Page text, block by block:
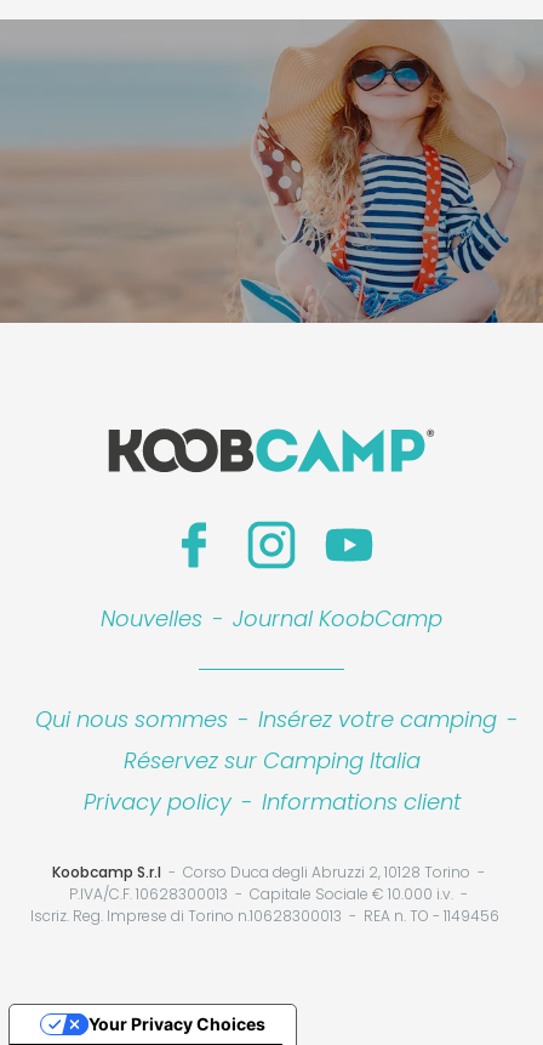
Nouvelles - Journal KoobCamp
Qui nous sommes - Insérez votre camping -
Réservez sur Camping Italia
Privacy policy - Informations client
Koobcamp S.r.l
Corso Duca degli Abruzzi 2, 10128 Torino
P.IVA/C.F. 10628300013
Capitale Sociale € 10.000 i.v.
Iscriz. Reg. Imprese di Torino n.10628300013
REA n. TO - 1149456
Your Privacy Choices